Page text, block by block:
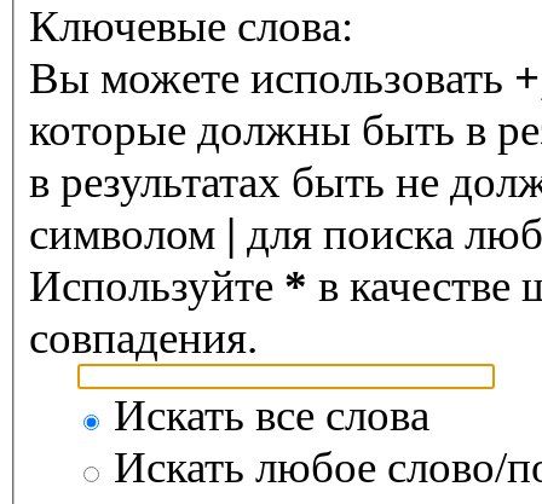
Ключевые слова:
Вы можете использовать +
которые должны быть в
в результатах быть не
символом | для поиска
Используйте * в качестве
совпадения.
Искать все слова
Искать любое слово/